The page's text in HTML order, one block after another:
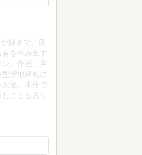
好きで、良
を生み出す
、作画、声
聖地巡礼に
次第。本作で
こともあり